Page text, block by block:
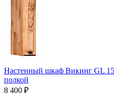
Настенный шкаф Викинг GL
полкой
8 400 ₽